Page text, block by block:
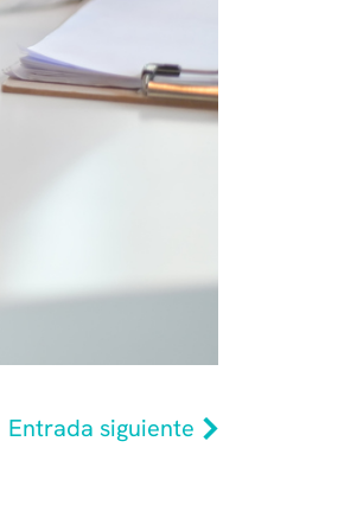
Entrada siguiente